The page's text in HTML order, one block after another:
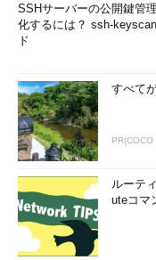
SSHサーバーの公開鍵管
化するには？ ssh-
ド
すべて
ルーテ
uteコマ